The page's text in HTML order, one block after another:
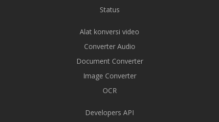
Status
Alat konversi video
Converter Audio
Document Converter
Image Converter
OCR
Developers API